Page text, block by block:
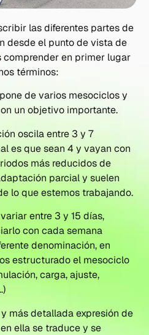
las diferentes partes de
desde el punto de vista de
en primer lugar
términos:
de varios mesociclos y
un objetivo importante.
oscila entre 3 y 7
es que sean 4 y vayan con
más reducidos de
parcial y suelen
lo que estemos trabajando.
entre 3 y 15 días,
con cada semana
denominación, en
estructurado el mesociclo
carga, ajuste,
más detallada expresión de
ella se traduce y se